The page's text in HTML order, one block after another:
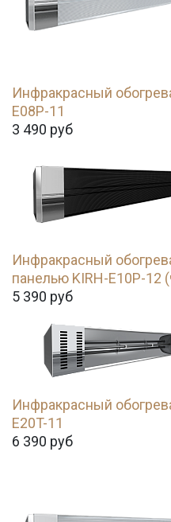
Инфракрасный
E08P-11
3 490 руб
Инфракрасный
панелью KIRH-E10P-12
5 390 руб
Инфракрасный
E20T-11
6 390 руб